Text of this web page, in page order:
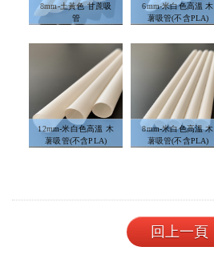
8mm-土黃色 甘蔗吸
管
6mm-米白色高溫 木
薯吸管(不含PLA)
12mm-米白色高溫 木
薯吸管(不含PLA)
8mm-米白色高溫 木
薯吸管(不含PLA)
回上一頁